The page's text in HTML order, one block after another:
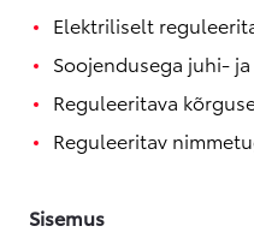
Elektriliselt
Soojendusega juhi-
Reguleeritava
Reguleeritav
Sisemus